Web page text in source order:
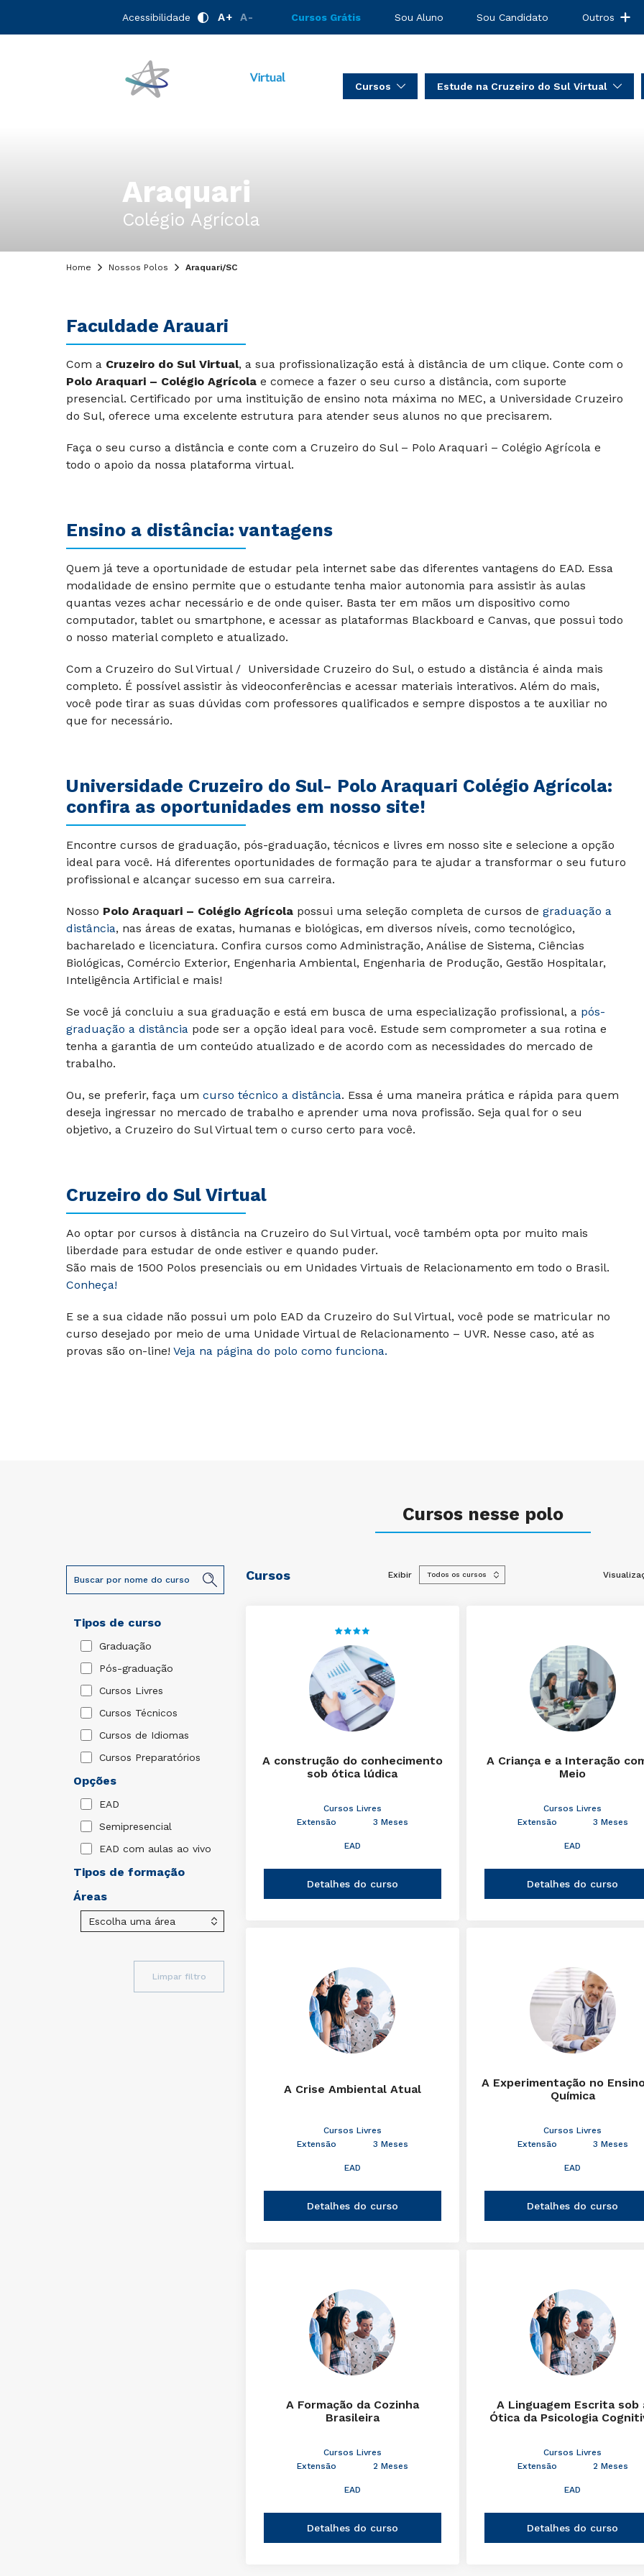
Acessibilidade A+ A- Cursos Grátis Sou Aluno Sou Candidato Outros
Cursos Estude na Cruzeiro do Sul Virtual
Araquari
Colégio Agrícola
Home Nossos Polos Araquari/SC
Faculdade Arauari
Com a Cruzeiro do Sul Virtual, a sua profissionalização está à distância de um clique. Conte com o
Polo Araquari – Colégio Agrícola e comece a fazer o seu curso a distância, com suporte
presencial. Certificado por uma instituição de ensino nota máxima no MEC, a Universidade Cruzeiro
do Sul, oferece uma excelente estrutura para atender seus alunos no que precisarem.
Faça o seu curso a distância e conte com a Cruzeiro do Sul – Polo Araquari – Colégio Agrícola e
todo o apoio da nossa plataforma virtual.
Ensino a distância: vantagens
Quem já teve a oportunidade de estudar pela internet sabe das diferentes vantagens do EAD. Essa
modalidade de ensino permite que o estudante tenha maior autonomia para assistir às aulas
quantas vezes achar necessário e de onde quiser. Basta ter em mãos um dispositivo como
computador, tablet ou smartphone, e acessar as plataformas Blackboard e Canvas, que possui todo
o nosso material completo e atualizado.
Com a Cruzeiro do Sul Virtual / Universidade Cruzeiro do Sul, o estudo a distância é ainda mais
completo. É possível assistir às videoconferências e acessar materiais interativos. Além do mais,
você pode tirar as suas dúvidas com professores qualificados e sempre dispostos a te auxiliar no
que for necessário.
Universidade Cruzeiro do Sul- Polo Araquari Colégio Agrícola:
confira as oportunidades em nosso site!
Encontre cursos de graduação, pós-graduação, técnicos e livres em nosso site e selecione a opção
ideal para você. Há diferentes oportunidades de formação para te ajudar a transformar o seu futuro
profissional e alcançar sucesso em sua carreira.
Nosso Polo Araquari – Colégio Agrícola possui uma seleção completa de cursos de graduação a
distância, nas áreas de exatas, humanas e biológicas, em diversos níveis, como tecnológico,
bacharelado e licenciatura. Confira cursos como Administração, Análise de Sistema, Ciências
Biológicas, Comércio Exterior, Engenharia Ambiental, Engenharia de Produção, Gestão Hospitalar,
Inteligência Artificial e mais!
Se você já concluiu a sua graduação e está em busca de uma especialização profissional, a pós-
graduação a distância pode ser a opção ideal para você. Estude sem comprometer a sua rotina e
tenha a garantia de um conteúdo atualizado e de acordo com as necessidades do mercado de
trabalho.
Ou, se preferir, faça um curso técnico a distância. Essa é uma maneira prática e rápida para quem
deseja ingressar no mercado de trabalho e aprender uma nova profissão. Seja qual for o seu
objetivo, a Cruzeiro do Sul Virtual tem o curso certo para você.
Cruzeiro do Sul Virtual
Ao optar por cursos à distância na Cruzeiro do Sul Virtual, você também opta por muito mais
liberdade para estudar de onde estiver e quando puder.
São mais de 1500 Polos presenciais ou em Unidades Virtuais de Relacionamento em todo o Brasil.
Conheça!
E se a sua cidade não possui um polo EAD da Cruzeiro do Sul Virtual, você pode se matricular no
curso desejado por meio de uma Unidade Virtual de Relacionamento – UVR. Nesse caso, até as
provas são on-line! Veja na página do polo como funciona.
Cursos nesse polo
Tipos de curso
Graduação
Pós-graduação
Cursos Livres
Cursos Técnicos
Cursos de Idiomas
Cursos Preparatórios
Opções
EAD
Semipresencial
EAD com aulas ao vivo
Tipos de formação
Áreas
Limpar filtro
Cursos Exibir
A construção do conhecimento
sob ótica lúdica
Cursos Livres
Extensão
3 Meses
EAD
Detalhes do curso
A Criança e a Interação
Meio
Cursos Livres
Extensão
3 Meses
EAD
Detalhes do curso
A Crise Ambiental Atual
Cursos Livres
Extensão
3 Meses
EAD
Detalhes do curso
A Experimentação no
Química
Cursos Livres
Extensão
3 Meses
EAD
Detalhes do curso
A Formação da Cozinha
Brasileira
Cursos Livres
Extensão
2 Meses
EAD
Detalhes do curso
A Linguagem Escrita sob
Ótica da Psicologia
Cursos Livres
Extensão
2 Meses
EAD
Detalhes do curso